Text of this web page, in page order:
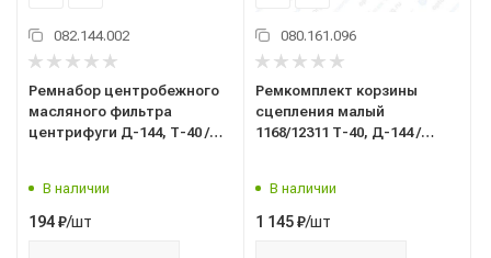
082.144.002
Ремнабор центробежного
масляного фильтра
центрифуги Д-144, Т-40 /
В наличии
194₽/шт
080.161.096
Ремкомплект корзины
сцепления малый
1168/12311 Т-40, Д-144 /
В наличии
1 145₽/шт